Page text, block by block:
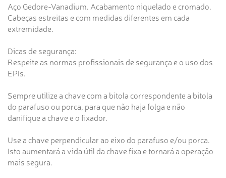
Aço Gedore-Vanadium. Acabamento niquelado e cromado.
Cabeças estreitas e com medidas diferentes em cada
extremidade.
Dicas de segurança:
Respeite as normas profissionais de segurança e o uso dos
EPIs.
Sempre utilize a chave com a bitola correspondente a bitola
do parafuso ou porca, para que não haja folga e não
danifique a chave e o fixador.
Use a chave perpendicular ao eixo do parafuso e/ou porca.
Isto aumentará a vida útil da chave fixa e tornará a operação
mais segura.